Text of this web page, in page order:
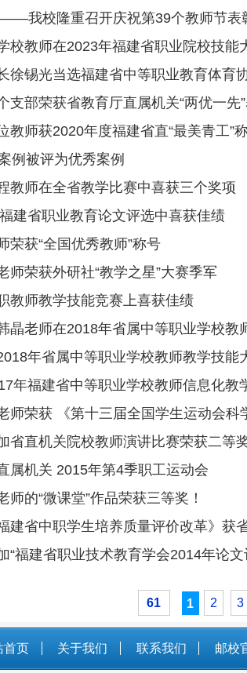
省直“最美青工”称号
中喜获三个奖项
评选中喜获佳绩
”称号
星”大赛季军
喜获佳绩
中等职业学校教师教学技能大赛中喜获佳绩
校教师教学技能大赛中喜获佳绩
校教师信息化教学说课大赛中喜获佳绩
讲比赛荣获二等奖
职工运动会
获三等奖！
育学会2014年论文评选活动”喜获佳绩
61 1 3 下一页 尾页
联系我们 邮校官网
省邮电学校网络中心 招生电话：0591-83573573
号 备案号：闽ICP备05024688号